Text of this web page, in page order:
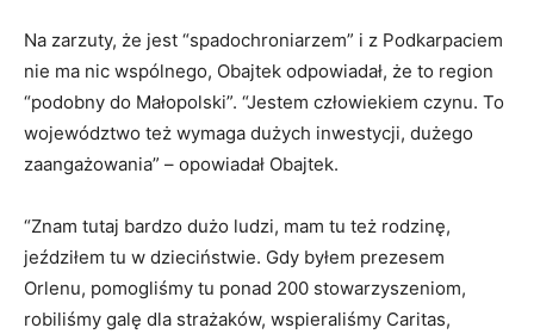
Na zarzuty, że jest “spadochroniarzem” i z Podkarpaciem
nie ma nic wspólnego, Obajtek odpowiadał, że to region
“podobny do Małopolski”. “Jestem człowiekiem czynu. To
województwo też wymaga dużych inwestycji, dużego
zaangażowania” – opowiadał Obajtek.
“Znam tutaj bardzo dużo ludzi, mam tu też rodzinę,
jeździłem tu w dzieciństwie. Gdy byłem prezesem
Orlenu, pomogliśmy tu ponad 200 stowarzyszeniom,
robiliśmy galę dla strażaków, wspieraliśmy Caritas,